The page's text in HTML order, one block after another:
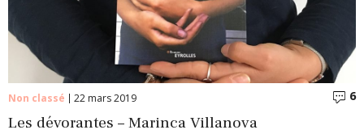
Non classé 22 mars 2019 6
Les dévorantes – Marinca Villanova